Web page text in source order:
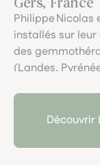
Philippe Nicolas
installés sur
des
(Landes,
miel, dans une
en dialogue
Découvrir